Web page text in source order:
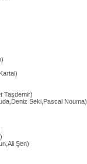
Taşdemir)
Seki,Pascal Nouma)
Şen)